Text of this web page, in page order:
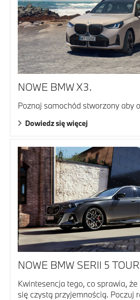
NOWE BMW X3.
Poznaj samochód stworzony aby
Dowiedz się więcej
NOWE BMW SERII 5
Kwintesencja tego, co sprawia,
się czystą przyjemnością. Poczuj